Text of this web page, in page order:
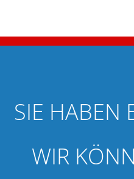
SIE HABEN
WIR